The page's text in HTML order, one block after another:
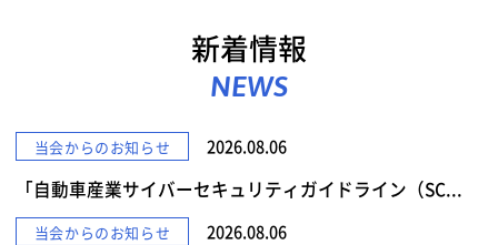
新着情報
NEWS
当会からのお知らせ 2026.08.06
「自動車産業サイバーセキュリティガイドライン（SC...
当会からのお知らせ 2026.08.06